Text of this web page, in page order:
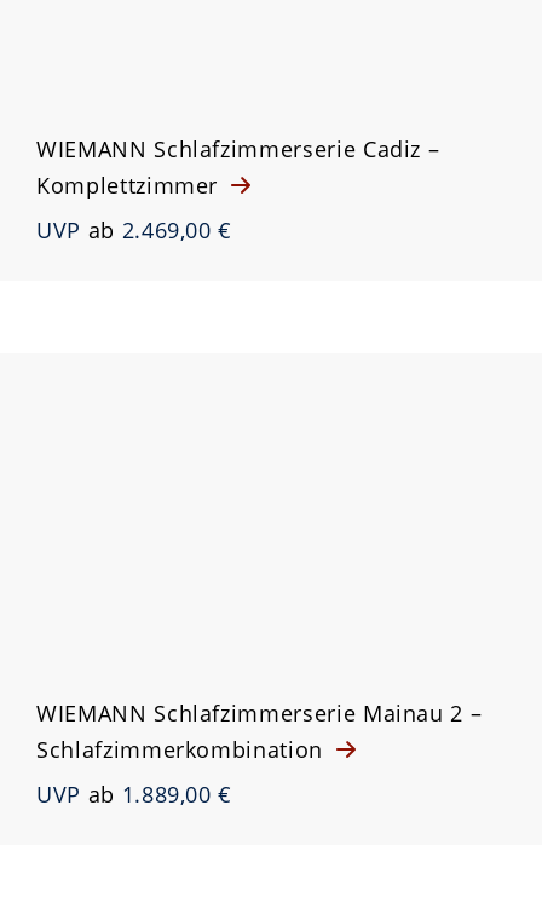
WIEMANN Schlafzimmerserie Cadiz –
Komplettzimmer
UVP ab 2.469,00 €
WIEMANN Schlafzimmerserie Mainau 2 –
Schlafzimmerkombination
UVP ab 1.889,00 €